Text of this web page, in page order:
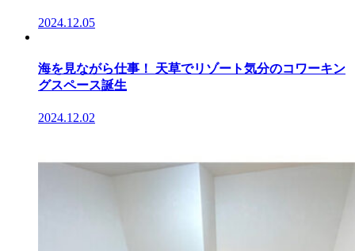
2024.12.05
海を見ながら仕事！ 天草でリゾート気分のコワーキン
グスペース誕生
2024.12.02